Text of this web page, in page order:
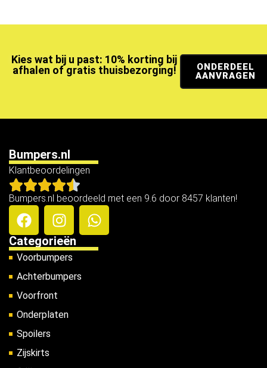
Kies wat bij u past: 10% korting bij
afhalen of gratis thuisbezorging!
ONDERDEEL
AANVRAGEN
Bumpers.nl
Klantbeoordelingen
Bumpers.nl beoordeeld met een 9.6 door 8457 klanten!
Categorieën
Voorbumpers
Achterbumpers
Voorfront
Onderplaten
Spoilers
Zijskirts